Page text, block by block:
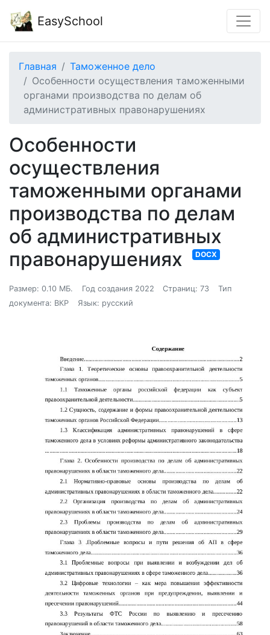
EasySchool
Главная
Таможенное дело
Особенности осуществления таможенными
органами производства по делам об
административных правонарушениях
Особенности
осуществления
таможенными органами
производства по делам
об административных
правонарушениях
DOCX
Размер: 0.10 МБ. Год создания 2022 Страниц: 73
Тип
документа: ВКР
Язык: русский